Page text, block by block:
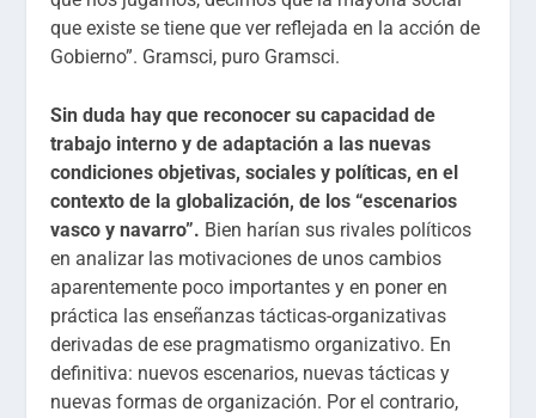
que existe se tiene que ver reflejada en la acción de
Gobierno”. Gramsci, puro Gramsci.
Sin duda hay que reconocer su capacidad de
trabajo interno y de adaptación a las nuevas
condiciones objetivas, sociales y políticas, en el
contexto de la globalización, de los “escenarios
vasco y navarro”. Bien harían sus rivales políticos
en analizar las motivaciones de unos cambios
aparentemente poco importantes y en poner en
práctica las enseñanzas tácticas-organizativas
derivadas de ese pragmatismo organizativo. En
definitiva: nuevos escenarios, nuevas tácticas y
nuevas formas de organización. Por el contrario,